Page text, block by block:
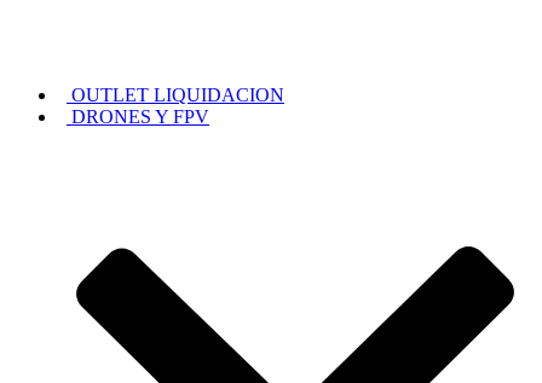
OUTLET LIQUIDACION
DRONES Y FPV